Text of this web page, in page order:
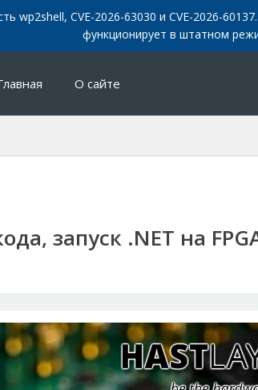
wp2shell, CVE-2026-63030 и CVE-2026-
функционирует в штатном
О сайте
запуск .NET на